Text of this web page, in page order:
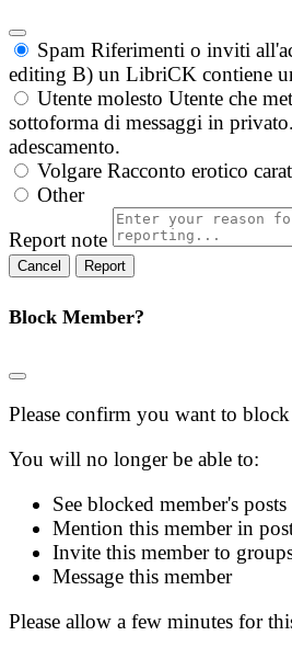
Spam Riferimenti o inviti
editing B) un LibriCK contiene
Utente molesto Utente che
sottoforma di messaggi in
adescamento.
Volgare Racconto erotico
Other
Report note
Report
Block Member?
Please confirm you want to
You will no longer be able to:
See blocked member's posts
Mention this member in
Invite this member to
Message this member
Please allow a few minutes for